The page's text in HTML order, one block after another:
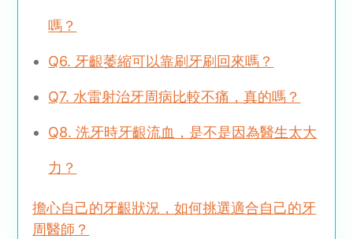
嗎？
Q6. 牙齦萎縮可以靠刷牙刷回來嗎？
Q7. 水雷射治牙周病比較不痛，真的嗎？
Q8. 洗牙時牙齦流血，是不是因為醫生太大
力？
擔心自己的牙齦狀況，如何挑選適合自己的牙
周醫師？